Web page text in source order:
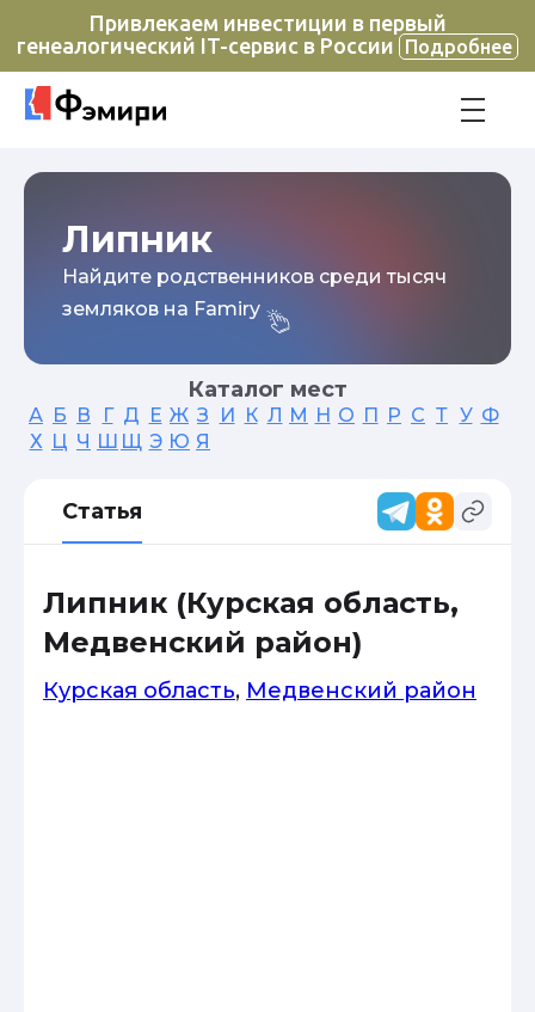
Привлекаем инвестиции в первый
генеалогический IT-сервис в России
Подробнее
Липник
Найдите родственников среди тысяч
земляков на Famiry
Каталог мест
А Б В Г Д Е Ж З И К Л М Н О П Р С Т У Ф
Х Ц Ч Ш Щ Э Ю Я
Статья
Липник (Курская область,
Медвенский район)
Курская область, Медвенский район